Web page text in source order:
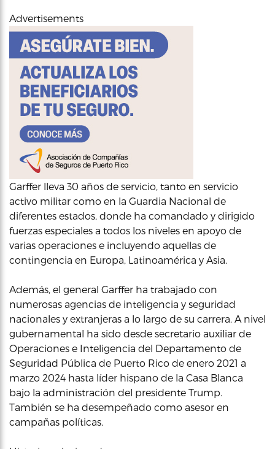
Advertisements
Garffer lleva 30 años de servicio, tanto en servicio
activo militar como en la Guardia Nacional de
diferentes estados, donde ha comandado y dirigido
fuerzas especiales a todos los niveles en apoyo de
varias operaciones e incluyendo aquellas de
contingencia en Europa, Latinoamérica y Asia.
Además, el general Garffer ha trabajado con
numerosas agencias de inteligencia y seguridad
nacionales y extranjeras a lo largo de su carrera. A nivel
gubernamental ha sido desde secretario auxiliar de
Operaciones e Inteligencia del Departamento de
Seguridad Pública de Puerto Rico de enero 2021 a
marzo 2024 hasta líder hispano de la Casa Blanca
bajo la administración del presidente Trump.
También se ha desempeñado como asesor en
campañas políticas.